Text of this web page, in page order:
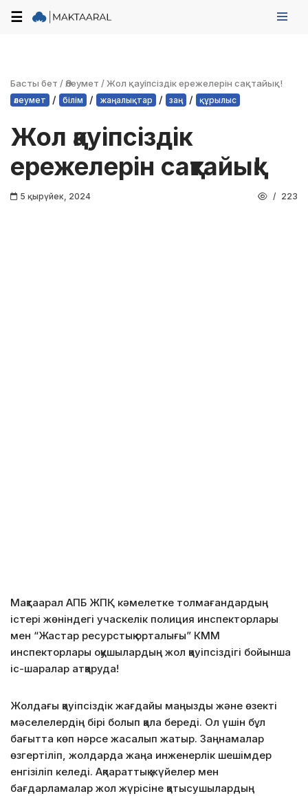
☰
Басты бет /Әлеумет /Жол қауіпсіздік ережелерін сақтайық!
әлеумет / білім / жаңалықтар / заң / құрылыс
Жол қауіпсіздік
ережелерін сақтайық!
5 қырүйек, 2024 223
Мақтаарал АПБ ЖПҚ кәмелетке толмағандардың
істері жөніндегі учаскелік полиция инспекторлары
мен “Жастар ресурстық орталығы” КММ
инспекторлары оқушылардың жол қауіпсіздігі бойынша
іс-шаралар атқаруда!
Жолдағы қауіпсіздік жағдайы маңызды және өзекті
мәселелердің бірі болып қала береді. Ол үшін бұл
бағытта көп нәрсе жасалып жатыр. Заңнамалар
өзгертіліп, жолдарда жаңа инженерлік шешімдер
енгізіліп келеді. Ақпараттық жүйелер мен
бағдарламалар жол жүрісіне қатысушылардың